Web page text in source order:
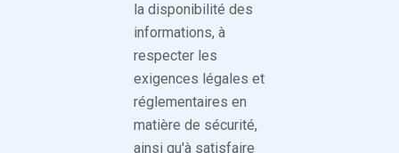
la disponibilité des
informations, à
respecter les
exigences légales et
réglementaires en
matière de sécurité,
ainsi qu'à satisfaire